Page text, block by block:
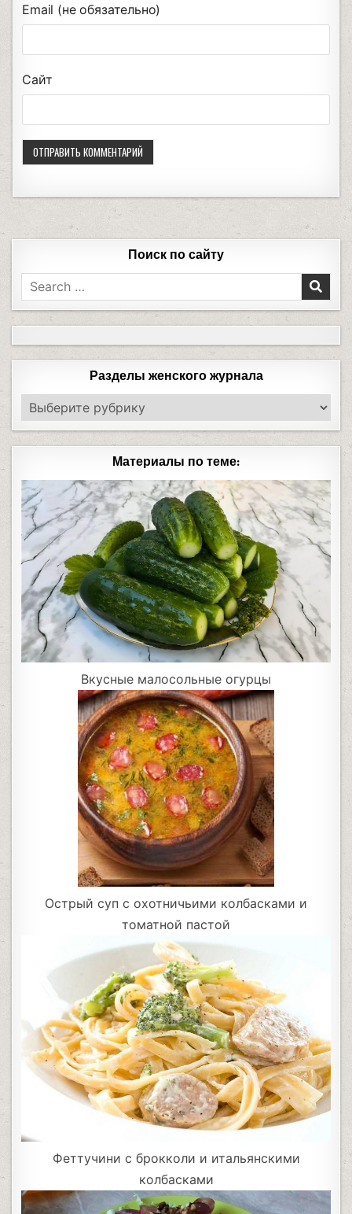
Email (не обязательно)
Сайт
Поиск по сайту
Разделы женского журнала
Материалы по теме:
Вкусные малосольные огурцы
Острый суп с охотничьими колбасками и
томатной пастой
Феттучини с брокколи и итальянскими
колбасками